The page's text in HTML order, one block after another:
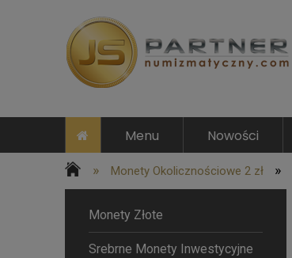
Menu Nowości
» Monety Okolicznościowe 2 zł »
Monety Złote
Srebrne Monety Inwestycyjne